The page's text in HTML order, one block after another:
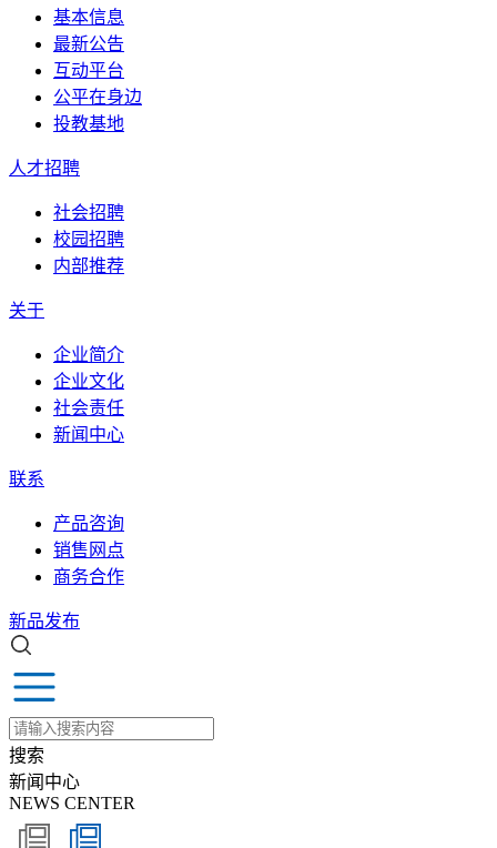
基本信息
最新公告
互动平台
公平在身边
投教基地
人才招聘
社会招聘
校园招聘
内部推荐
关于
企业简介
企业文化
社会责任
新闻中心
联系
产品咨询
销售网点
商务合作
新品发布
搜索
新闻中心
NEWS CENTER